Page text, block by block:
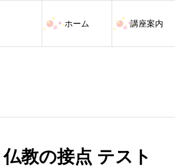
ホーム 講座案内
教の接点 テスト